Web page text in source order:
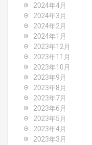
2024年4月
2024年3月
2024年2月
2024年1月
2023年12月
2023年11月
2023年10月
2023年9月
2023年8月
2023年7月
2023年6月
2023年5月
2023年4月
2023年3月